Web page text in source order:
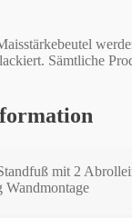
Sämtliche
mit 2